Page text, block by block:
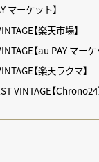
マーケット】
【楽天市場】
【au PAY マーケ
【楽天ラクマ】
VINTAGE【Chrono24